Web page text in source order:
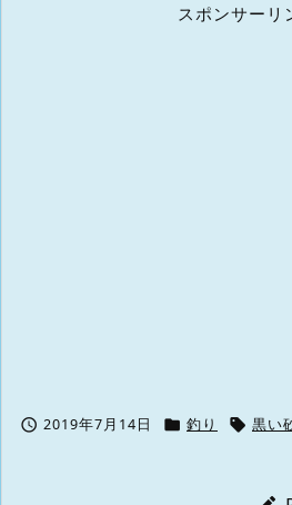
スポンサーリ
 2019年7月14日  釣り  黒い